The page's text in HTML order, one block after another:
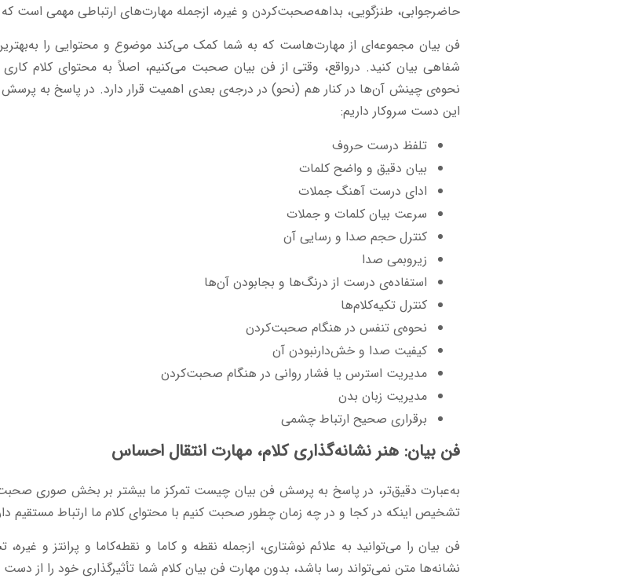
حاضرجوابی، طنزگویی، بداهه‌صحبت‌کردن و غیره، ازجمله مهارت‌های ارتباطی مهمی است
فن بیان مجموعه‌ای از مهارت‌هاست که به شما کمک می‌کند موضوع و محتوایی را
شفاهی بیان کنید. درواقع، وقتی از فن بیان صحبت می‌کنیم، اصلاً به محتوای کلام کاری
نحوه‌ی چینش آن‌ها در کنار هم (نحو) در درجه‌ی بعدی اهمیت قرار دارد. در پاسخ به
این دست سروکار داریم:
تلفظ درست حروف
بیان دقیق و واضح کلمات
ادای درست آهنگ جملات
سرعت بیان کلمات و جملات
کنترل حجم صدا و رسایی آن
زیروبمی صدا
استفاده‌ی درست از درنگ‌ها و بجابودن آن‌ها
کنترل تکیه‌کلام‌ها
نحوه‌ی تنفس در هنگام صحبت‌کردن
کیفیت صدا و خش‌دارنبودن آن
مدیریت استرس یا فشار روانی در هنگام صحبت‌کردن
مدیریت زبان بدن
برقراری صحیح ارتباط چشمی
فن بیان: هنر نشانه‌گذاری کلام، مهارت انتقال احساس
به‌عبارت دقیق‌تر، در پاسخ به پرسش فن بیان چیست تمرکز ما بیشتر بر بخش صوری
تشخیص اینکه در کجا و در چه زمان چطور صحبت کنیم با محتوای کلام ما ارتباط مستقیم
فن بیان را می‌توانید به علائم نوشتاری، ازجمله نقطه و کاما و نقطه‌کاما و پرانتز و
نشانه‌ها متن نمی‌تواند رسا باشد، بدون مهارت فن بیان کلام شما تأثیرگذاری خود را از